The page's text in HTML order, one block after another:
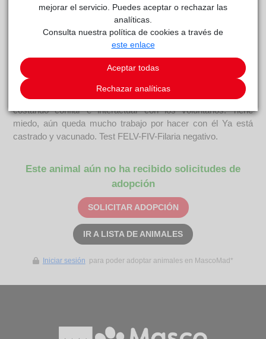
árboles, tejados, puentes y bajar a pozos, alcantarillas,
sótanos tapiados y demás lugares imposibles, que ni los
bomberos pueden hacer. ... Ha colaborado muchas veces
con nosotros, a una llamada siempre acude, a cualquier hora
del día o de la noche. Nos ha pedido ayuda para colocar a
algunos de los gatos que ya no puede ni por tiempo, ni
económicamente seguir así, como se suele decir el tema se
le ha ido de las manos. Pucherete es muy tímido, le está
costando confiar e interactuar con los voluntarios. Tiene
miedo, aún queda mucho trabajo por hacer con él Ya está
castrado y vacunado. Test FELV-FIV-Filaria negativo.
Este animal aún no ha recibido solicitudes de
adopción
SOLICITAR ADOPCIÓN
IR A LISTA DE ANIMALES
Iniciar sesión para poder adoptar animales en MascoMad*
mejorar el servicio. Puedes aceptar o rechazar las
analíticas.
Consulta nuestra política de cookies a través de
este enlace
Aceptar todas
Rechazar analíticas